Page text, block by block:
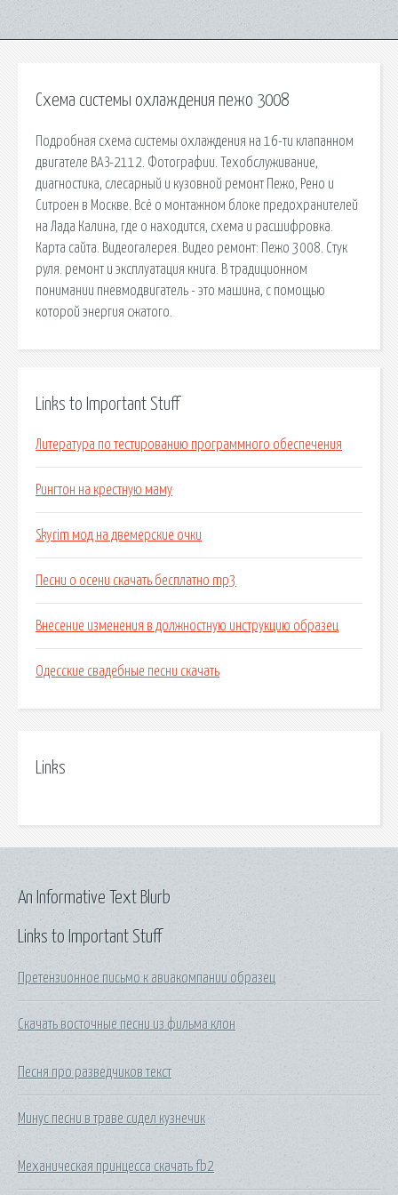
Схема системы охлаждения пежо 3008
Подробная схема системы охлаждения на 16-ти клапанном
двигателе ВАЗ-2112. Фотографии. Техобслуживание,
диагностика, слесарный и кузовной ремонт Пежо, Рено и
Ситроен в Москве. Всё о монтажном блоке предохранителей
на Лада Калина, где о находится, схема и расшифровка.
Карта сайта. Видеогалерея. Видео ремонт: Пежо 3008. Стук
руля. ремонт и эксплуатация книга. В традиционном
понимании пневмодвигатель - это машина, с помощью
которой энергия сжатого.
Links to Important Stuff
Литература по тестированию программного обеспечения
Рингтон на крестную маму
Skyrim мод на двемерские очки
Песни о осени скачать бесплатно mp3
Внесение изменения в должностную инструкцию образец
Одесские свадебные песни скачать
Links
Links to Important Stuff
Претензионное письмо к авиакомпании образец
Скачать восточные песни из фильма клон
Песня про разведчиков текст
Минус песни в траве сидел кузнечик
Механическая принцесса скачать fb2
An Informative Text Blurb